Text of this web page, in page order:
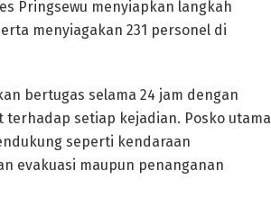
Pringsewu menyiapkan langkah
menyiagakan 231 personel di
bertugas selama 24 jam dengan
setiap kejadian. Posko utama
seperti kendaraan
evakuasi maupun penanganan